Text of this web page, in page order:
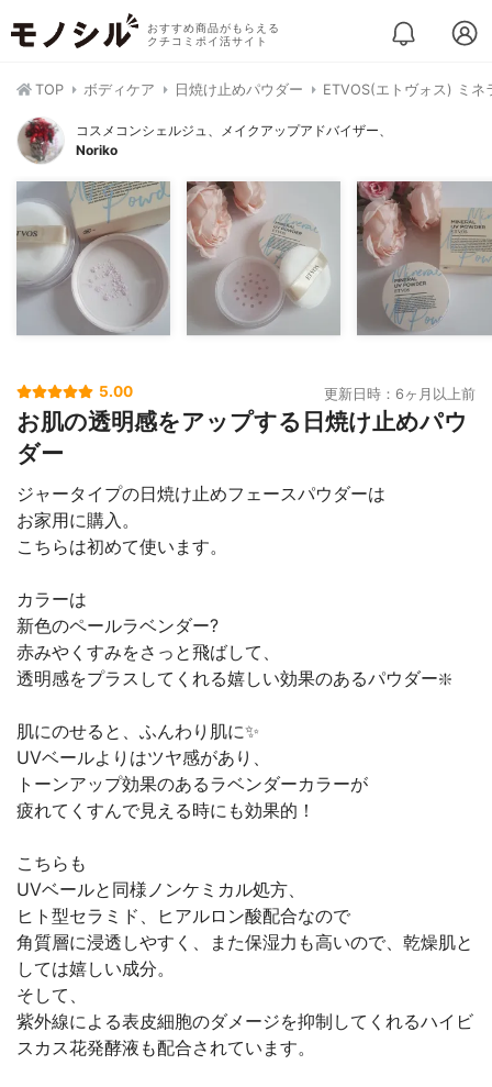
おすすめ商品がもらえる
クチコミポイ活サイト
TOP ボディケア 日焼け止めパウダー ETVOS(エトヴォス) ミネ
コスメコンシェルジュ、メイクアップアドバイザー、
Noriko
5.00 更新日時：6ヶ月以上前
お肌の透明感をアップする日焼け止めパウ
ダー
ジャータイプの日焼け止めフェースパウダーは
お家用に購入。
こちらは初めて使います。
カラーは
新色のペールラベンダー?
赤みやくすみをさっと飛ばして、
透明感をプラスしてくれる嬉しい効果のあるパウダー❇️
肌にのせると、ふんわり肌に✨
UVベールよりはツヤ感があり、
トーンアップ効果のあるラベンダーカラーが
疲れてくすんで見える時にも効果的！
こちらも
UVベールと同様ノンケミカル処方、
ヒト型セラミド、ヒアルロン酸配合なので
角質層に浸透しやすく、また保湿力も高いので、乾燥肌と
しては嬉しい成分。
そして、
紫外線による表皮細胞のダメージを抑制してくれるハイビ
スカス花発酵液も配合されています。